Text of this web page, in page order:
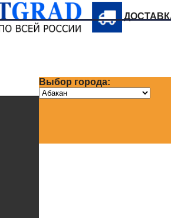
Выбор города: